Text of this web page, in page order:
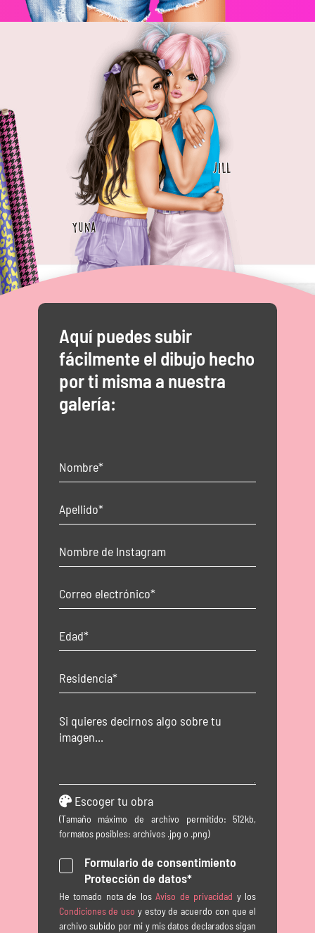
Aquí puedes subir
fácilmente el dibujo hecho
por ti misma a nuestra
galería:
Escoger tu obra
(Tamaño máximo de archivo permitido: 512kb,
formatos posibles: archivos .jpg o .png)
Formulario de consentimiento
Protección de datos*
He tomado nota de losAviso de privacidad y los
Condiciones de uso y estoy de acuerdo con que el
archivo subido por mi y mis datos declarados sigan